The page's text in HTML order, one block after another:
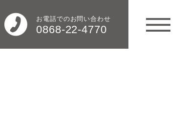
お電話でのお問い合わせ
0868-22-4770